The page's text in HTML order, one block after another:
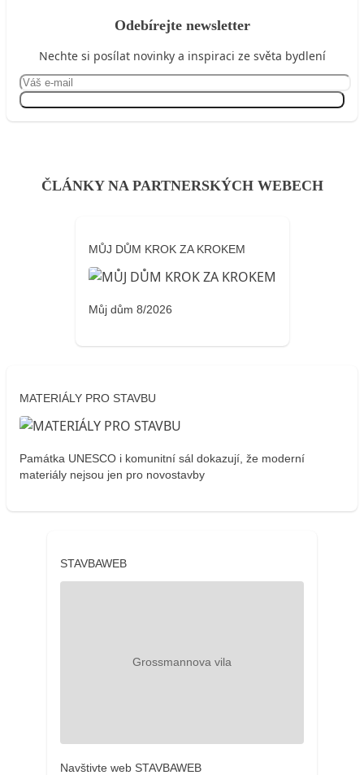
Odebírejte newsletter
Nechte si posílat novinky a inspiraci ze světa bydlení
ČLÁNKY NA PARTNERSKÝCH WEBECH
MŮJ DŮM KROK ZA KROKEM
Můj dům 8/2026
MATERIÁLY PRO STAVBU
Památka UNESCO i komunitní sál dokazují, že moderní
materiály nejsou jen pro novostavby
STAVBAWEB
Navštivte web STAVBAWEB